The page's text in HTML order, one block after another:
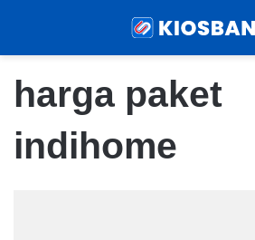
harga paket
indihome